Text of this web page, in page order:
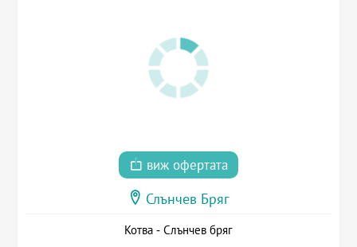
виж офертата
Слънчев Бряг
Котва - Слънчев бряг